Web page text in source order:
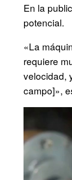
En la
potencial.
«La
requiere
velocidad,
campo]»,
y
v
i